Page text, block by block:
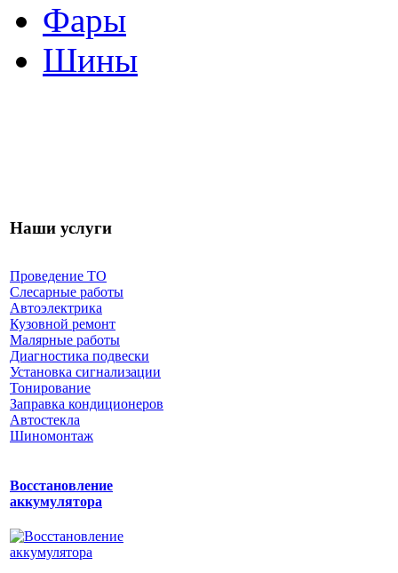
Фары
Шины
Наши услуги
Проведение ТО
Слесарные работы
Автоэлектрика
Кузовной ремонт
Малярные работы
Диагностика подвески
Установка сигнализации
Тонирование
Заправка кондиционеров
Автостекла
Шиномонтаж
Восстановление
аккумулятора